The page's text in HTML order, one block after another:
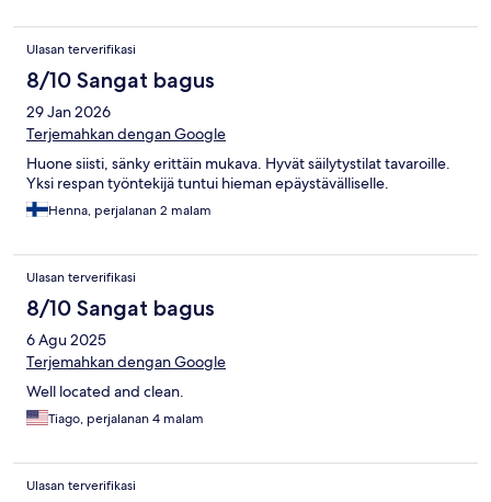
Ulasan terverifikasi
8/10 Sangat bagus
29 Jan 2026
Terjemahkan dengan Google
Huone siisti, sänky erittäin mukava. Hyvät säilytystilat tavaroille.
Yksi respan työntekijä tuntui hieman epäystävälliselle.
Henna, perjalanan 2 malam
Ulasan terverifikasi
8/10 Sangat bagus
6 Agu 2025
Terjemahkan dengan Google
Well located and clean.
Tiago, perjalanan 4 malam
Ulasan terverifikasi